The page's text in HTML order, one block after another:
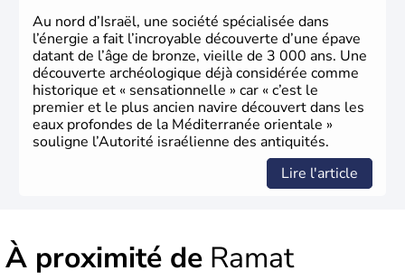
Au nord d’Israël, une société spécialisée dans
l’énergie a fait l’incroyable découverte d’une épave
datant de l’âge de bronze, vieille de 3 000 ans. Une
découverte archéologique déjà considérée comme
historique et « sensationnelle » car « c’est le
premier et le plus ancien navire découvert dans les
eaux profondes de la Méditerranée orientale »
souligne l’Autorité israélienne des antiquités.
Lire l'article
À proximité de Ramat